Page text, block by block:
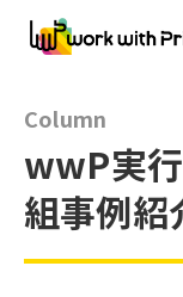
Column
wwP実
組事例紹